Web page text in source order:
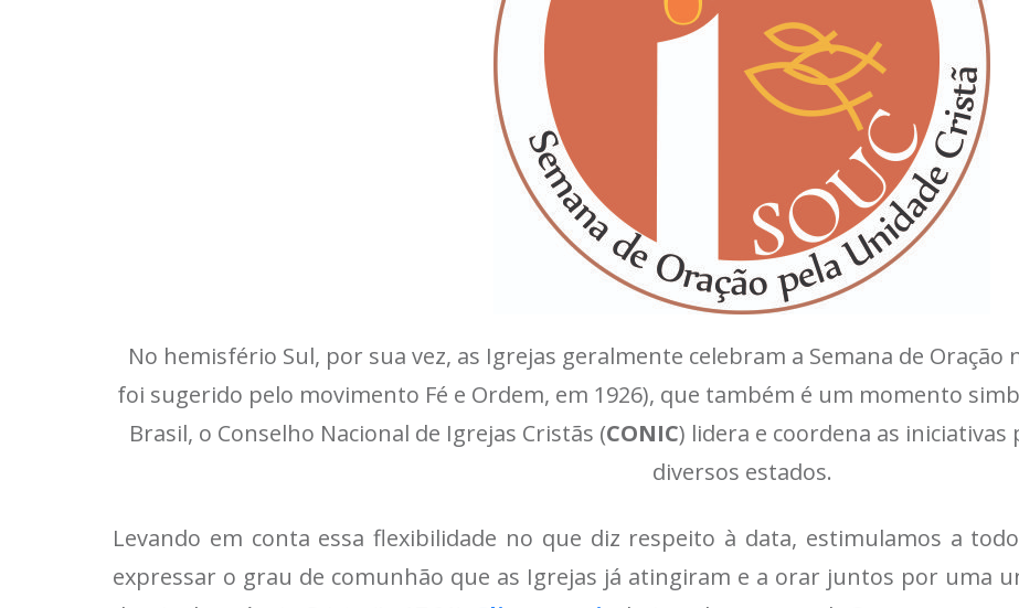
No hemisfério Sul, por sua vez, as Igrejas geralmente celebram a Semana de Oração
foi sugerido pelo movimento Fé e Ordem, em 1926), que também é um momento
Brasil, o Conselho Nacional de Igrejas Cristãs (CONIC) lidera e coordena as iniciativas
diversos estados.
Levando em conta essa flexibilidade no que diz respeito à data, estimulamos a
expressar o grau de comunhão que as Igrejas já atingiram e a orar juntos por uma